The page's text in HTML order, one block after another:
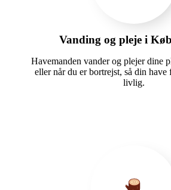
Vanding og pleje i
Havemanden vander og plejer dine
eller når du er bortrejst, så din
livlig.